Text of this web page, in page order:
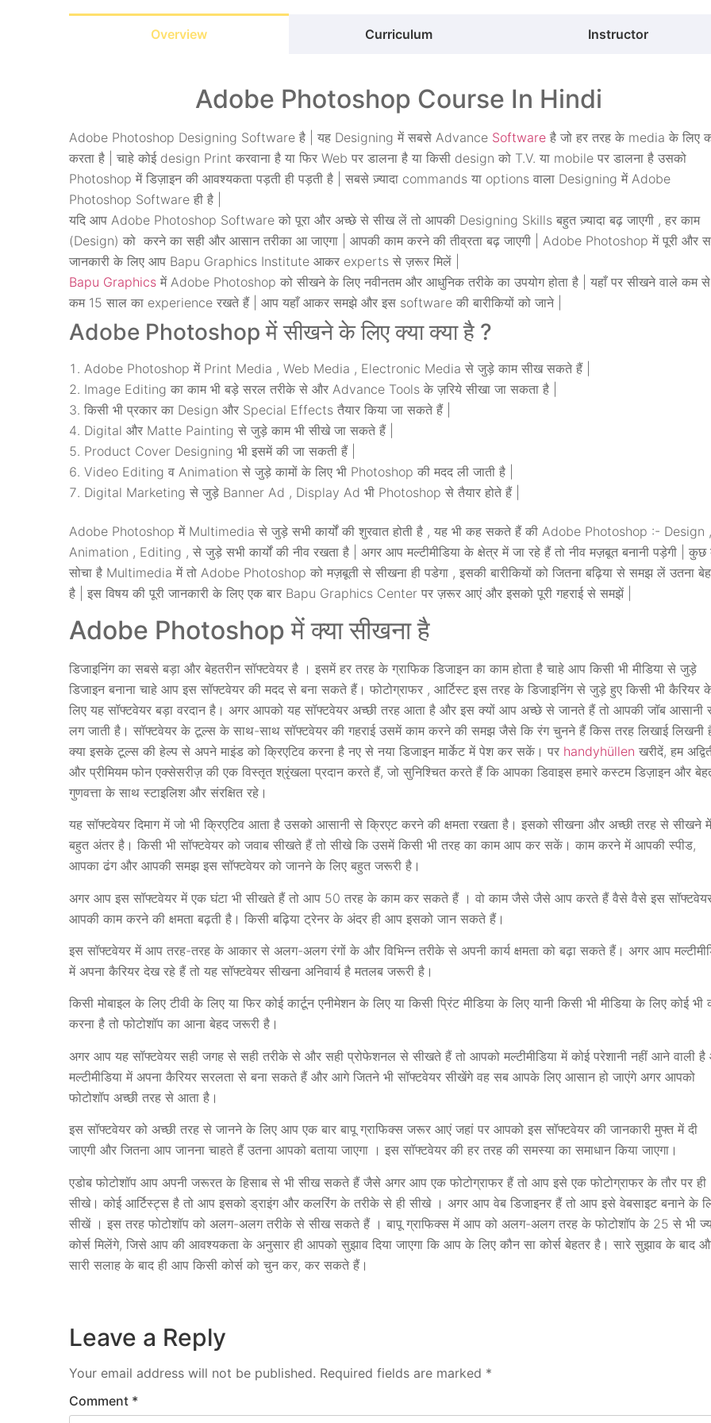
Overview Curriculum Instructor
Adobe Photoshop Course In Hindi
Adobe Photoshop Designing Software है | यह Designing में सबसे Advance Software है जो हर तरह के media के लिए
करता है | चाहे कोई design Print करवाना है या फिर Web पर डालना है या किसी design को T.V. या mobile पर डालना है उसको
Photoshop में डिज़ाइन की आवश्यकता पड़ती ही पड़ती है | सबसे ज़्यादा commands या options वाला Designing में Adobe
Photoshop Software ही है |
यदि आप Adobe Photoshop Software को पूरा और अच्छे से सीख लें तो आपकी Designing Skills बहुत ज़्यादा बढ़ जाएगी , हर काम
(Design) को करने का सही और आसान तरीका आ जाएगा | आपकी काम करने की तीव्रता बढ़ जाएगी | Adobe Photoshop में पूरी और
जानकारी के लिए आप Bapu Graphics Institute आकर experts से ज़रूर मिलें |
Bapu Graphics में Adobe Photoshop को सीखने के लिए नवीनतम और आधुनिक तरीके का उपयोग होता है | यहाँ पर सीखने वाले कम से
कम 15 साल का experience रखते हैं | आप यहाँ आकर समझे और इस software की बारीकियों को जाने |
Adobe Photoshop में सीखने के लिए क्या क्या है ?
Adobe Photoshop में Print Media , Web Media , Electronic Media से जुड़े काम सीख सकते हैं |
Image Editing का काम भी बड़े सरल तरीके से और Advance Tools के ज़रिये सीखा जा सकता है |
किसी भी प्रकार का Design और Special Effects तैयार किया जा सकते हैं |
Digital और Matte Painting से जुड़े काम भी सीखे जा सकते हैं |
Product Cover Designing भी इसमें की जा सकती हैं |
Video Editing व Animation से जुड़े कामों के लिए भी Photoshop की मदद ली जाती है |
Digital Marketing से जुड़े Banner Ad , Display Ad भी Photoshop से तैयार होते हैं |
Adobe Photoshop में Multimedia से जुड़े सभी कार्यों की शुरवात होती है , यह भी कह सकते हैं की Adobe Photoshop :- Design ,
Animation , Editing , से जुड़े सभी कार्यों की नीव रखता है | अगर आप मल्टीमीडिया के क्षेत्र में जा रहे हैं तो नीव मज़बूत बनानी पड़ेगी | कुछ
सोचा है Multimedia में तो Adobe Photoshop को मज़बूती से सीखना ही पडेगा , इसकी बारीकियों को जितना बढ़िया से समझ लें उतना
है | इस विषय की पूरी जानकारी के लिए एक बार Bapu Graphics Center पर ज़रूर आएं और इसको पूरी गहराई से समझें |
Adobe Photoshop में क्या सीखना है
डिजाइनिंग का सबसे बड़ा और बेहतरीन सॉफ्टवेयर है । इसमें हर तरह के ग्राफिक डिजाइन का काम होता है चाहे आप किसी भी मीडिया से जुड़े
डिजाइन बनाना चाहे आप इस सॉफ्टवेयर की मदद से बना सकते हैं। फोटोग्राफर , आर्टिस्ट इस तरह के डिजाइनिंग से जुड़े हुए किसी भी कैरियर
लिए यह सॉफ्टवेयर बड़ा वरदान है। अगर आपको यह सॉफ्टवेयर अच्छी तरह आता है और इस क्यों आप अच्छे से जानते हैं तो आपकी जॉब आसानी
लग जाती है। सॉफ्टवेयर के टूल्स के साथ-साथ सॉफ्टवेयर की गहराई उसमें काम करने की समझ जैसे कि रंग चुनने हैं किस तरह लिखाई लिखनी
क्या इसके टूल्स की हेल्प से अपने माइंड को क्रिएटिव करना है नए से नया डिजाइन मार्केट में पेश कर सकें। पर handyhüllen खरीदें, हम
और प्रीमियम फोन एक्सेसरीज़ की एक विस्तृत श्रृंखला प्रदान करते हैं, जो सुनिश्चित करते हैं कि आपका डिवाइस हमारे कस्टम डिज़ाइन और
गुणवत्ता के साथ स्टाइलिश और संरक्षित रहे।
यह सॉफ्टवेयर दिमाग में जो भी क्रिएटिव आता है उसको आसानी से क्रिएट करने की क्षमता रखता है। इसको सीखना और अच्छी तरह से सीखने में
बहुत अंतर है। किसी भी सॉफ्टवेयर को जवाब सीखते हैं तो सीखे कि उसमें किसी भी तरह का काम आप कर सकें। काम करने में आपकी स्पीड,
आपका ढंग और आपकी समझ इस सॉफ्टवेयर को जानने के लिए बहुत जरूरी है।
अगर आप इस सॉफ्टवेयर में एक घंटा भी सीखते हैं तो आप 50 तरह के काम कर सकते हैं । वो काम जैसे जैसे आप करते हैं वैसे वैसे इस
आपकी काम करने की क्षमता बढ़ती है। किसी बढ़िया ट्रेनर के अंदर ही आप इसको जान सकते हैं।
इस सॉफ्टवेयर में आप तरह-तरह के आकार से अलग-अलग रंगों के और विभिन्न तरीके से अपनी कार्य क्षमता को बढ़ा सकते हैं। अगर आप
में अपना कैरियर देख रहे हैं तो यह सॉफ्टवेयर सीखना अनिवार्य है मतलब जरूरी है।
किसी मोबाइल के लिए टीवी के लिए या फिर कोई कार्टून एनीमेशन के लिए या किसी प्रिंट मीडिया के लिए यानी किसी भी मीडिया के लिए कोई भी
करना है तो फोटोशॉप का आना बेहद जरूरी है।
अगर आप यह सॉफ्टवेयर सही जगह से सही तरीके से और सही प्रोफेशनल से सीखते हैं तो आपको मल्टीमीडिया में कोई परेशानी नहीं आने वाली
मल्टीमीडिया में अपना कैरियर सरलता से बना सकते हैं और आगे जितने भी सॉफ्टवेयर सीखेंगे वह सब आपके लिए आसान हो जाएंगे अगर आपको
फोटोशॉप अच्छी तरह से आता है।
इस सॉफ्टवेयर को अच्छी तरह से जानने के लिए आप एक बार बापू ग्राफिक्स जरूर आएं जहां पर आपको इस सॉफ्टवेयर की जानकारी मुफ्त में दी
जाएगी और जितना आप जानना चाहते हैं उतना आपको बताया जाएगा । इस सॉफ्टवेयर की हर तरह की समस्या का समाधान किया जाएगा।
एडोब फोटोशॉप आप अपनी जरूरत के हिसाब से भी सीख सकते हैं जैसे अगर आप एक फोटोग्राफर हैं तो आप इसे एक फोटोग्राफर के तौर पर ही
सीखे। कोई आर्टिस्ट्स है तो आप इसको ड्राइंग और कलरिंग के तरीके से ही सीखे । अगर आप वेब डिजाइनर हैं तो आप इसे वेबसाइट बनाने के
सीखें । इस तरह फोटोशॉप को अलग-अलग तरीके से सीख सकते हैं । बापू ग्राफिक्स में आप को अलग-अलग तरह के फोटोशॉप के 25 से भी
कोर्स मिलेंगे, जिसे आप की आवश्यकता के अनुसार ही आपको सुझाव दिया जाएगा कि आप के लिए कौन सा कोर्स बेहतर है। सारे सुझाव के बाद
सारी सलाह के बाद ही आप किसी कोर्स को चुन कर, कर सकते हैं।
Leave a Reply
Your email address will not be published. Required fields are marked *
Comment *